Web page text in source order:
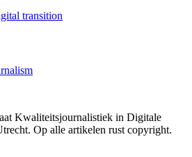
transition
Kwaliteitsjournalistiek in Digitale
Op alle artikelen rust copyright.